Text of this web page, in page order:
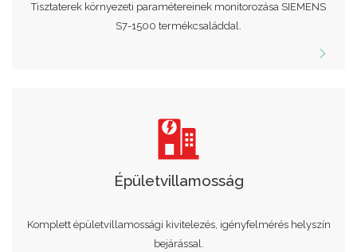
Tisztaterek környezeti paramétereinek monitorozása SIEMENS
S7-1500 termékcsaláddal.
Épületvillamosság
Komplett épületvillamossági kivitelezés, igényfelmérés helyszín
bejárással.